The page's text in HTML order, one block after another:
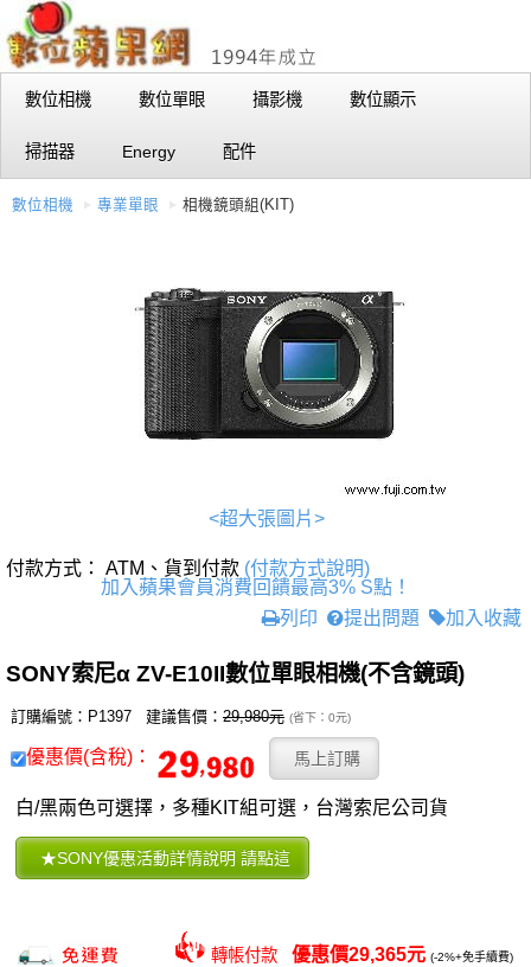
數位相機 數位單眼 攝影機 數位顯示
掃描器 Energy 配件
數位相機 專業單眼 相機鏡頭組(KIT)
<超大張圖片>
付款方式： ATM、貨到付款 (付款方式說明)
加入蘋果會員消費回饋最高3% S點！
列印
提出問題 加入收藏
SONY索尼α ZV-E10II數位單眼相機(不含鏡頭)
訂購編號：P1397 建議售價： 29,980元 (省下：0元)
優惠價(含稅)：
白/黑兩色可選擇，多種KIT組可選，台灣索尼公司貨
轉帳付款 優惠價29,365元 (-2%+免手續費)